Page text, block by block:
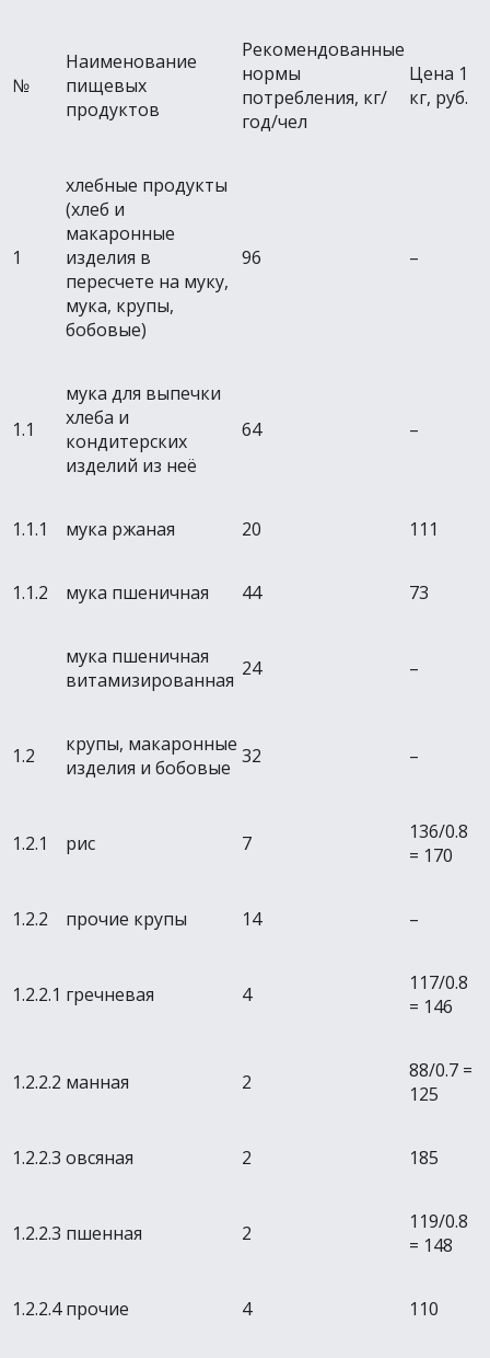
№
Наименование
пищевых
продуктов
Рекомендованные
нормы
потребления, кг/
год/чел
Цена 1
кг, руб.
1
хлебные продукты
(хлеб и
макаронные
изделия в
пересчете на муку,
мука, крупы,
бобовые)
96 –
1.1
мука для выпечки
хлеба и
кондитерских
изделий из неё
64 –
1.1.1 мука ржаная 20 111
1.1.2 мука пшеничная 44 73
мука пшеничная
витамизированная 24 –
1.2
крупы, макаронные
изделия и бобовые 32 –
1.2.1 рис 7
136/0.8
= 170
1.2.2 прочие крупы 14 –
1.2.2.1 гречневая 4
117/0.8
= 146
1.2.2.2 манная 2
88/0.7 =
125
1.2.2.3 овсяная 2 185
1.2.2.3 пшенная 2
119/0.8
= 148
1.2.2.4 прочие 4 110